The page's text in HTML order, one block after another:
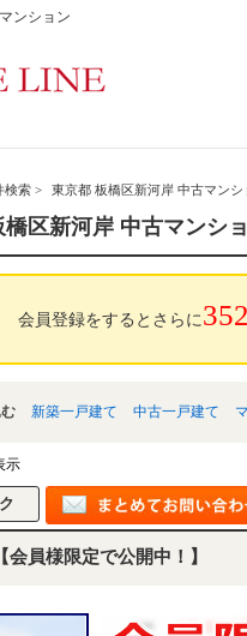
ンション
検索 > 東京都 板橋区新河岸 中古マン
橋区新河岸 中古マンシ
会員登録をするとさらに
新築一戸建て 中古一戸建て
示
会員様限定で公開中！】